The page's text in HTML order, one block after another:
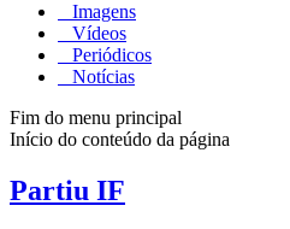
Imagens
Vídeos
Periódicos
Notícias
Fim do menu principal
Início do conteúdo da página
Partiu IF